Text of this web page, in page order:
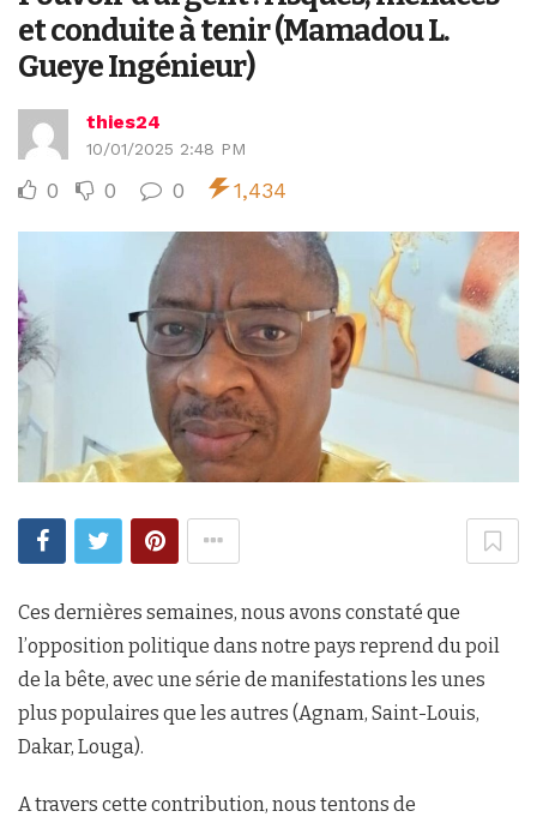
et conduite à tenir (Mamadou L.
Gueye Ingénieur)
thies24
10/01/2025 2:48 PM
0 0 0 1,434
Ces dernières semaines, nous avons constaté que
l’opposition politique dans notre pays reprend du poil
de la bête, avec une série de manifestations les unes
plus populaires que les autres (Agnam, Saint-Louis,
Dakar, Louga).
A travers cette contribution, nous tentons de